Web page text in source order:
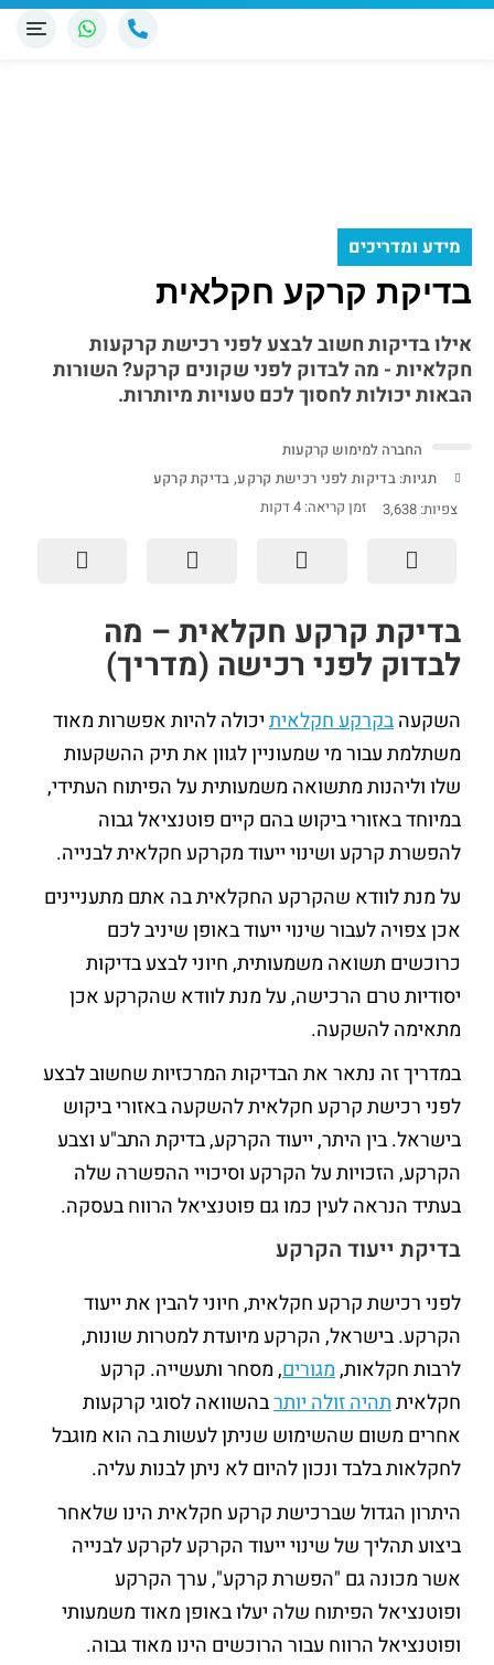
מידע ומדריכים
בדיקת קרקע חקלאית
אילו בדיקות חשוב לבצע לפני רכישת קרקעות
חקלאיות - מה לבדוק לפני שקונים קרקע? השורות
הבאות יכולות לחסוך לכם טעויות מיותרות.
החברה למימוש קרקעות
תגיות: בדיקות לפני רכישת קרקע, בדיקת קרקע
צפיות: 3,638 זמן קריאה: 4דקות
בדיקת קרקע חקלאית – מה
לבדוק לפני רכישה (מדריך)
השקעהבקרקע חקלאיתיכולה להיות אפשרות מאוד
משתלמת עבור מי שמעוניין לגוון את תיק ההשקעות
שלו וליהנות מתשואה משמעותית על הפיתוח העתידי,
במיוחד באזורי ביקוש בהם קיים פוטנציאל גבוה
להפשרת קרקע ושינוי ייעוד מקרקע חקלאית לבנייה.
על מנת לוודא שהקרקע החקלאית בה אתם מתעניינים
אכן צפויה לעבור שינוי ייעוד באופן שיניב לכם
כרוכשים תשואה משמעותית, חיוני לבצע בדיקות
יסודיות טרם הרכישה, על מנת לוודא שהקרקע אכן
מתאימה להשקעה.
במדריך זה נתאר את הבדיקות המרכזיות שחשוב לבצע
לפני רכישת קרקע חקלאית להשקעה באזורי ביקוש
בישראל. בין היתר, ייעוד הקרקע, בדיקת התב"ע וצבע
הקרקע, הזכויות על הקרקע וסיכויי ההפשרה שלה
בעתיד הנראה לעין כמו גם פוטנציאל הרווח בעסקה.
בדיקת ייעוד הקרקע
לפני רכישת קרקע חקלאית, חיוני להבין את ייעוד
הקרקע. בישראל, הקרקע מיועדת למטרות שונות,
לרבות חקלאות,מגורים, מסחר ותעשייה. קרקע
חקלאיתתהיה זולה יותרבהשוואה לסוגי קרקעות
אחרים משום שהשימוש שניתן לעשות בה הוא מוגבל
לחקלאות בלבד ונכון להיום לא ניתן לבנות עליה.
היתרון הגדול שברכישת קרקע חקלאית הינו שלאחר
ביצוע תהליך של שינוי ייעוד הקרקע לקרקע לבנייה
אשר מכונה גם "הפשרת קרקע", ערך הקרקע
ופוטנציאל הפיתוח שלה יעלו באופן מאוד משמעותי
ופוטנציאל הרווח עבור הרוכשים הינו מאוד גבוה.